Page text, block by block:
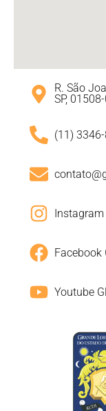
R. São
SP,
(11)
Instagram
Facebook
Youtube